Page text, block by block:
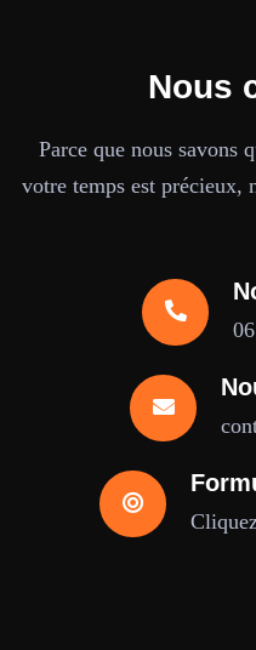
Nous
Parce que nous savons
votre temps est précieux,